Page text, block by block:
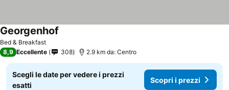
Bed & Breakfast
Georgenhof
8,9 Eccellente 308 2.9 km da: Centro
Scegli le date per vedere i prezzi
esatti
Scopri i prezzi